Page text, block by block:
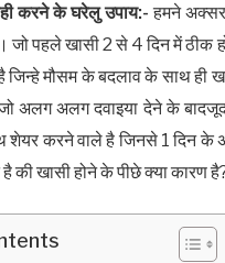
करने के घरेलु उपाय:- हमने अक्सर
जो पहले खासी 2 से 4 दिन में ठीक
मौसम के बदलाव के साथ ही
अलग अलग दवाइया देने के
करने वाले है जिनसे 1 दिन के
की खासी होने के पीछे क्या कारण